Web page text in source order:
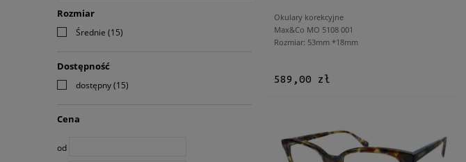
Rozmiar
Średnie (15)
Dostępność
dostępny(15)
Cena
od
Okulary korekcyjne
Max&Co MO 5108 001
Rozmiar: 53mm *18mm
589,00 zł